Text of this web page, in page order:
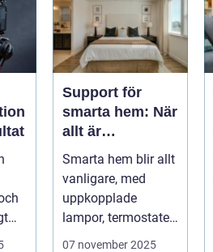
Support för
smarta hem: När
allt är
uppkopplat
Smarta hem blir allt
vanligare, med
uppkopplade
lampor, termostater,
säkerhetskameror
07 november 2025